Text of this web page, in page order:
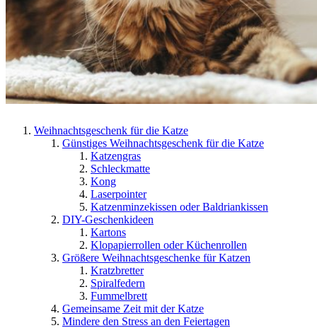
Weihnachtsgeschenk für die Katze
Günstiges Weihnachtsgeschenk für die Katze
Katzengras
Schleckmatte
Kong
Laserpointer
Katzenminzekissen oder Baldriankissen
DIY-Geschenkideen
Kartons
Klopapierrollen oder Küchenrollen
Größere Weihnachtsgeschenke für Katzen
Kratzbretter
Spiralfedern
Fummelbrett
Gemeinsame Zeit mit der Katze
Mindere den Stress an den Feiertagen